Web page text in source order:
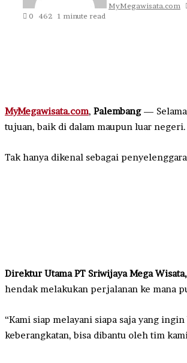
MyMegawisata.com
0
462 1 minute read
MyMegawisata.com, Palembang—
tujuan, baik di dalam maupun luar negeri.
Tak hanya dikenal sebagai
Direktur Utama PT Sriwijaya Mega
hendak melakukan perjalanan ke mana
“Kami siap melayani siapa saja yang
keberangkatan, bisa dibantu oleh tim